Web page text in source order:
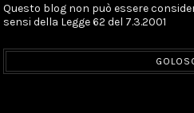
Questo blog non può essere
sensi della Legge 62 del 7.3.2001